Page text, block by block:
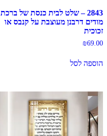
2843 – שלט לבית כנסת של ברכת
מודים דרבנן מעוצבת על קנבס או
זכוכית
₪69.00
הוספה לסל